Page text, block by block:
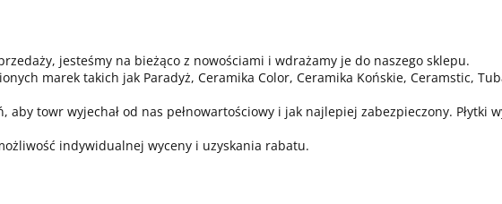
jesteśmy na bieżąco z nowościami i wdrażamy je do naszego sklepu.
marek takich jak Paradyż, Ceramika Color, Ceramika Końskie, Ceramstic,
aby towr wyjechał od nas pełnowartościowy i jak najlepiej zabezpieczony. Płytki
indywidualnej wyceny i uzyskania rabatu.